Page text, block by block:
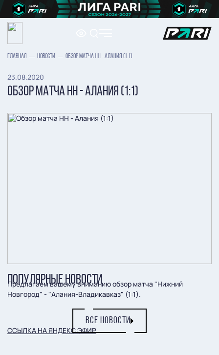
ГЛАВНАЯ НОВОСТИ ОБЗОР МАТЧА НН - АЛАНИЯ (1:1)
23.08.2020
ОБЗОР МАТЧА НН - АЛАНИЯ (1:1)
Предлагаем вашему вниманию обзор матча "Нижний
Новгород" - "Алания-Владикавказ" (1:1).
ССЫЛКА НА ЯНДЕКС ЭФИР.
ПОПУЛЯРНЫЕ НОВОСТИ
ВСЕ НОВОСТИ